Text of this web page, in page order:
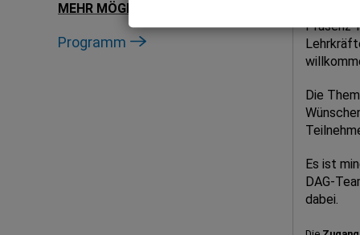
MEHR MÖGLICH
Programm
Die
Es ist
DAG-
dabei.